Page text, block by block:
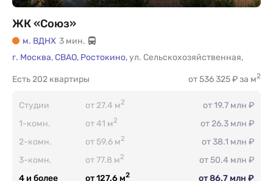
ЖК «Союз»
м. ВДНХ 3 мин.
г. Москва,СВАО, Ростокино,ул. Сельскохозяйственная,
202 квартиры
Есть от 536 325 ₽ за м2
Студии от 27.4 м2
от 19.7 млн ₽
1-комн.
от 41 м2
от 26.3 млн ₽
2-комн.
от 59.6 м2
от 38.1 млн ₽
3-комн.
от 77.8 м2
от 50.4 млн ₽
4 и более
от 127.6 м2 от 86.7 млн ₽